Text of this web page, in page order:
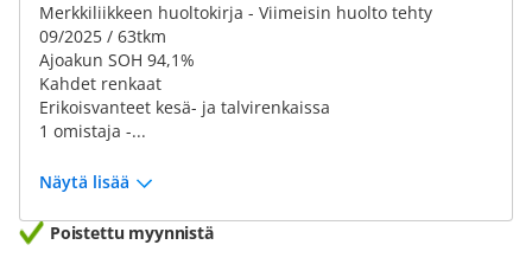
Merkkiliikkeen huoltokirja - Viimeisin huolto tehty
09/2025 / 63tkm
Ajoakun SOH 94,1%
Kahdet renkaat
Erikoisvanteet kesä- ja talvirenkaissa
1 omistaja -...
Näytä lisää
Poistettu myynnistä